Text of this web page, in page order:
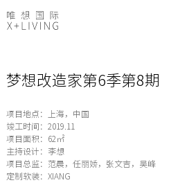
梦想改造家第6季第8期
项目地点：上海，中国
竣工时间：2019.11
项目面积：62㎡
主持设计：李想
项目总监：范晨，任丽娇，张文吉，吴峰
定制软装：XIANG